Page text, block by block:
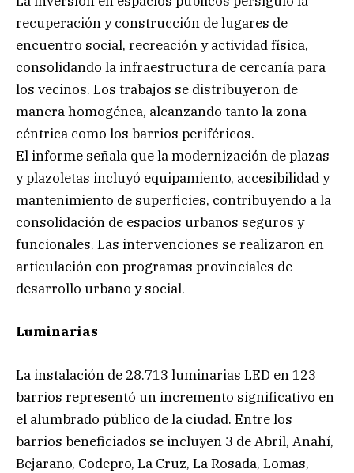
recuperación y construcción de lugares de
encuentro social, recreación y actividad física,
consolidando la infraestructura de cercanía para
los vecinos. Los trabajos se distribuyeron de
manera homogénea, alcanzando tanto la zona
céntrica como los barrios periféricos.
El informe señala que la modernización de plazas
y plazoletas incluyó equipamiento, accesibilidad y
mantenimiento de superficies, contribuyendo a la
consolidación de espacios urbanos seguros y
funcionales. Las intervenciones se realizaron en
articulación con programas provinciales de
desarrollo urbano y social.
Luminarias
La instalación de 28.713 luminarias LED en 123
barrios representó un incremento significativo en
el alumbrado público de la ciudad. Entre los
barrios beneficiados se incluyen 3 de Abril, Anahí,
Bejarano, Codepro, La Cruz, La Rosada, Lomas,